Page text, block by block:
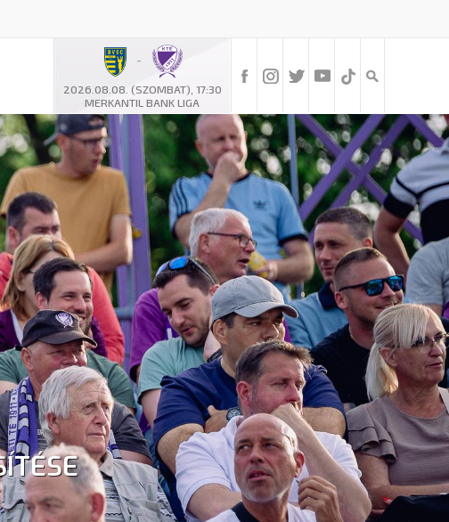
-
2026.08.08. (SZOMBAT), 17:30
MERKANTIL BANK LIGA